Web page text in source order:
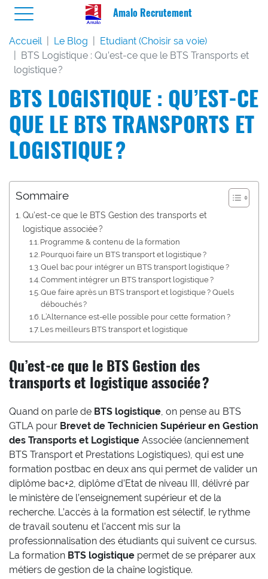
Amalo Recrutement
Accueil Le Blog
Etudiant (Choisir sa voie)
BTS Logistique : Qu’est-ce que le BTS Transports et
logistique ?
BTS LOGISTIQUE : QU’EST-CE
QUE LE BTS TRANSPORTS ET
LOGISTIQUE ?
Sommaire
Qu’est-ce que le BTS Gestion des transports et
logistique associée ?
Programme & contenu de la formation
Pourquoi faire un BTS transport et logistique ?
Quel bac pour intégrer un BTS transport logistique ?
Comment intégrer un BTS transport logistique ?
Que faire après un BTS transport et logistique ? Quels
débouchés ?
L’Alternance est-elle possible pour cette formation ?
Les meilleurs BTS transport et logistique
Qu’est-ce que le BTS Gestion des
transports et logistique associée ?
Quand on parle de BTS logistique, on pense au BTS
GTLA pour Brevet de Technicien Supérieur en Gestion
des Transports et Logistique Associée (anciennement
BTS Transport et Prestations Logistiques), qui est une
formation postbac en deux ans qui permet de valider un
diplôme bac+2, diplôme d’Etat de niveau III, délivré par
le ministère de l’enseignement supérieur et de la
recherche. L’accès à la formation est sélectif, le rythme
de travail soutenu et l’accent mis sur la
professionnalisation des étudiants qui suivent ce cursus.
La formation BTS logistique permet de se préparer aux
métiers de gestion de la chaîne logistique.